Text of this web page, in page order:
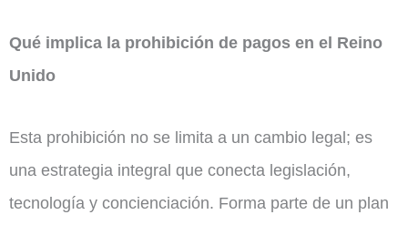
Qué implica la prohibición de pagos en el Reino
Unido
Esta prohibición no se limita a un cambio legal; es
una estrategia integral que conecta legislación,
tecnología y concienciación. Forma parte de un plan